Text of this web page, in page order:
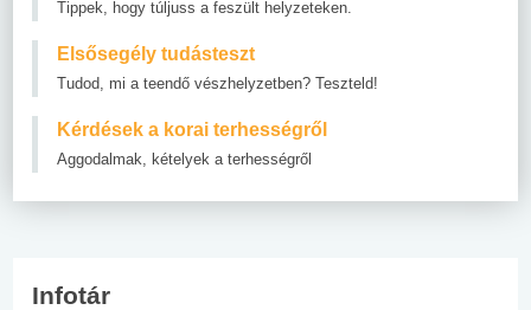
Tippek, hogy túljuss a feszült helyzeteken.
Elsősegély tudásteszt
Tudod, mi a teendő vészhelyzetben? Teszteld!
Kérdések a korai terhességről
Aggodalmak, kételyek a terhességről
Infotár